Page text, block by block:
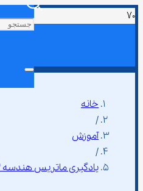
خانه
/
آموزش
/
یادگیری ماتریس هندسه ۳ با ویدیو آموزشی